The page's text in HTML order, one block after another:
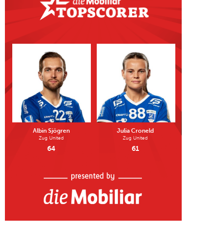
Albin Sjögren
Zug United
64
Julia Croneld
Zug United
61